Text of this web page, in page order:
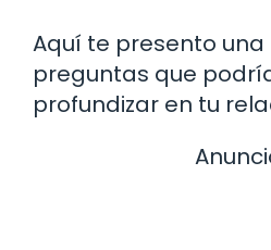
Aquí te presento una
preguntas que
profundizar en tu